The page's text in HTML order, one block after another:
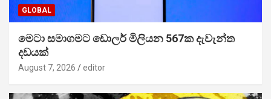
GLOBAL
මෙටා සමාගමට ඩොලර් මිලියන 567ක දැවැන්ත
දඩයක්
August 7, 2026 editor